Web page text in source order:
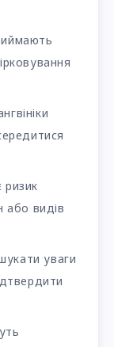
ризик
або видів
уваги